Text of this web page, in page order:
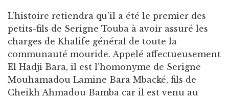
L’histoire retiendra qu’il a été le premier des
petits-fils de Serigne Touba à avoir assuré les
charges de Khalife général de toute la
communauté mouride. Appelé affectueusement
El Hadji Bara, il est l’homonyme de Serigne
Mouhamadou Lamine Bara Mbacké, fils de
Cheikh Ahmadou Bamba car il est venu au